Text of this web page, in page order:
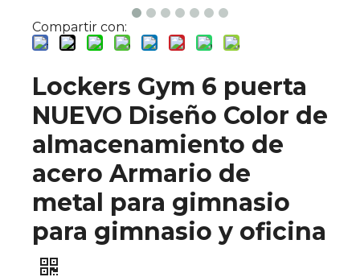
Compartir con:
Lockers Gym 6 puerta
NUEVO Diseño Color de
almacenamiento de
acero Armario de
metal para gimnasio
para gimnasio y oficina